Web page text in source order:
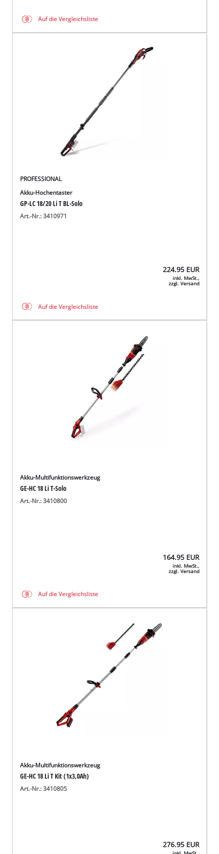
Auf die Vergleichsliste
PROFESSIONAL
Akku-Hochentaster
GP-LC 18/20 Li T BL-Solo
Art.-Nr.: 3410971
224.95 EUR
inkl. MwSt.,
zzgl. Versand
Auf die Vergleichsliste
Akku-Multifunktionswerkzeug
GE-HC 18 Li T-Solo
Art.-Nr.: 3410800
164.95 EUR
inkl. MwSt.,
zzgl. Versand
Auf die Vergleichsliste
Akku-Multifunktionswerkzeug
GE-HC 18 Li T Kit (1x3,0Ah)
Art.-Nr.: 3410805
276.95 EUR